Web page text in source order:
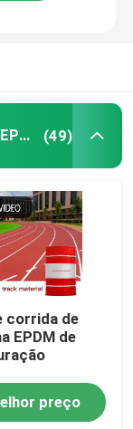
Pista de atletismo de borracha de EPDM (49)
corrida de
EPDM de
preço